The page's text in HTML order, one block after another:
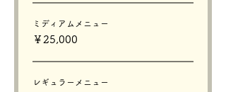
ミディアムメニュー
￥25,000
レギュラーメニュー